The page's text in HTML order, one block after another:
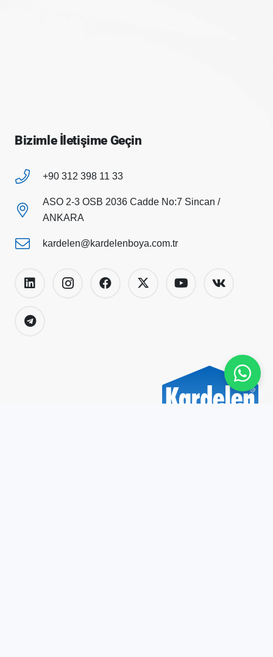
Bizimle İletişime Geçin
+90 312 398 11 33
ASO 2-3 OSB 2036 Cadde No:7 Sincan /
ANKARA
kardelen@kardelenboya.com.tr